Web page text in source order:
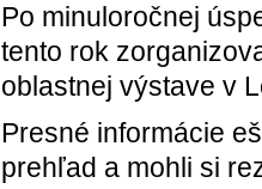
Po minuloročnej
tento rok
oblastnej výstave v
Presné informácie
prehľad a mohli si